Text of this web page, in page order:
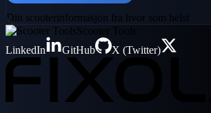
Din scooterinformasjon fra hvor som helst
Scooter Tools
LinkedIn
GitHub X (Twitter)